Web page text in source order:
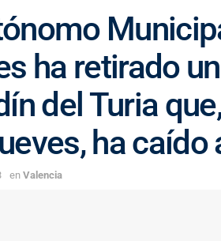
ha retirado
del Turia
ha caído
en Valencia